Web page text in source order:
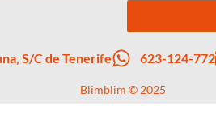
S/C de Tenerife 623-124-772
Blimblim © 2025